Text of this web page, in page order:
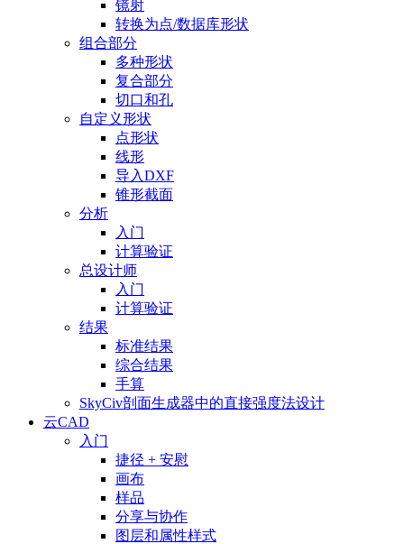
镜射
转换为点/数据库形状
组合部分
多种形状
复合部分
切口和孔
自定义形状
点形状
线形
导入DXF
锥形截面
分析
入门
计算验证
总设计师
入门
计算验证
结果
标准结果
综合结果
手算
SkyCiv剖面生成器中的直接强度法设计
云CAD
入门
捷径 + 安慰
画布
样品
分享与协作
图层和属性样式